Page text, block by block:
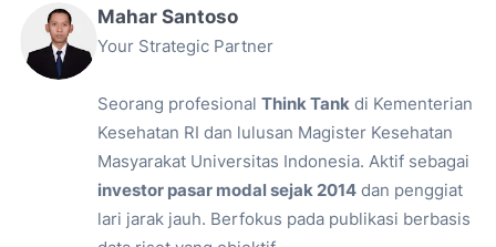
Mahar Santoso
Your Strategic Partner
Seorang profesional Think Tank di Kementerian
Kesehatan RI dan lulusan Magister Kesehatan
Masyarakat Universitas Indonesia. Aktif sebagai
investor pasar modal sejak 2014 dan penggiat
lari jarak jauh. Berfokus pada publikasi berbasis